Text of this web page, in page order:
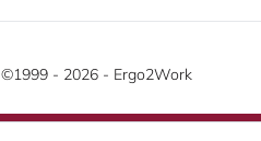
©1999 - 2026 - Ergo2Work